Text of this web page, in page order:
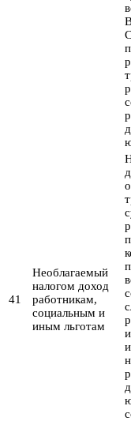
41
Необлагаемый
налогом доход
работникам,
социальным и
иным льготам